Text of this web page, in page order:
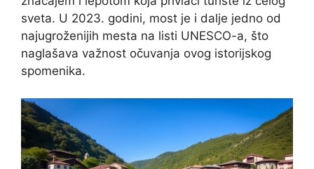
sveta. U 2023. godini, most je i dalje jedno od
najugroženijih mesta na listi UNESCO-a, što
naglašava važnost očuvanja ovog istorijskog
spomenika.